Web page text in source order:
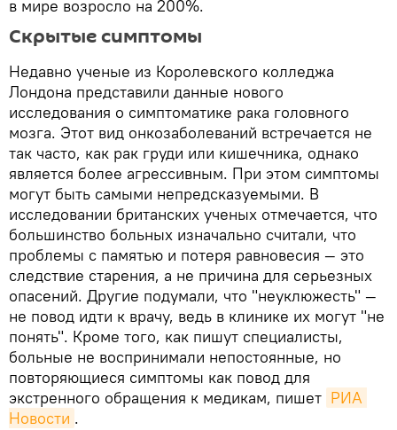
в мире возросло на 200%.
Скрытые симптомы
Недавно ученые из Королевского колледжа
Лондона представили данные нового
исследования о симптоматике рака головного
мозга. Этот вид онкозаболеваний встречается не
так часто, как рак груди или кишечника, однако
является более агрессивным. При этом симптомы
могут быть самыми непредсказуемыми. В
исследовании британских ученых отмечается, что
большинство больных изначально считали, что
проблемы с памятью и потеря равновесия — это
следствие старения, а не причина для серьезных
опасений. Другие подумали, что "неуклюжесть" —
не повод идти к врачу, ведь в клинике их могут "не
понять". Кроме того, как пишут специалисты,
больные не воспринимали непостоянные, но
повторяющиеся симптомы как повод для
экстренного обращения к медикам, пишет РИА
Новости .